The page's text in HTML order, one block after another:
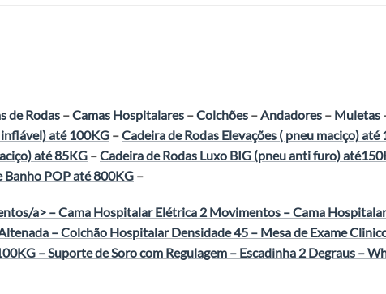
de Rodas –Camas Hospitalares –Colchões – Andadores – Muletas
inflável) até 100KG –Cadeira de Rodas Elevações ( pneu maciço) até
até 85KG –Cadeira de Rodas Luxo BIG (pneu anti furo)
Banho POP até 800KG –
a> –Cama Hospitalar Elétrica 2 Movimentos –Cama
–Colchão Hospitalar Densidade 45 – Mesa de Exame
–Suporte de Soro com Regulagem – Escadinha 2 Degraus –